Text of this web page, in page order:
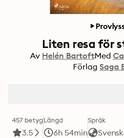
Liten resa för
Av Helén BartoftMed
Förlag Saga
457 betyg
3.5
Längd
6h 54min
Språk